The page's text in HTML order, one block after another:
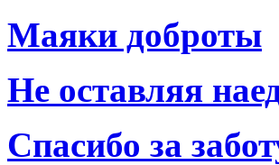
Маяки доброты
Не оставляя
Спасибо за